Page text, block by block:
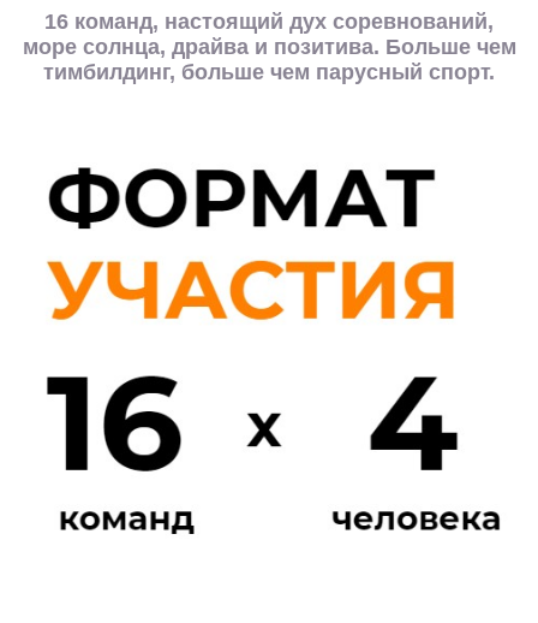
16 команд, настоящий дух соревнований,
море солнца, драйва и позитива. Больше чем
тимбилдинг, больше чем парусный спорт.